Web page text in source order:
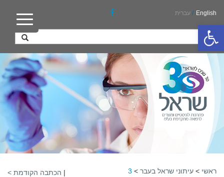
פתח סרגל נגישות
English
/ עברית
ראשי > עיתוני שראל בעבר >
3
| הכתבה הקודמת >